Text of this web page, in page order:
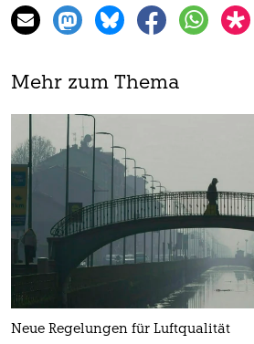
Mehr zum Thema
Neue Regelungen für Luftqualität